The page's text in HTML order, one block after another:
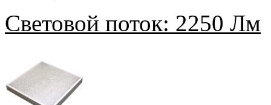
Световой поток: 2250 Лм